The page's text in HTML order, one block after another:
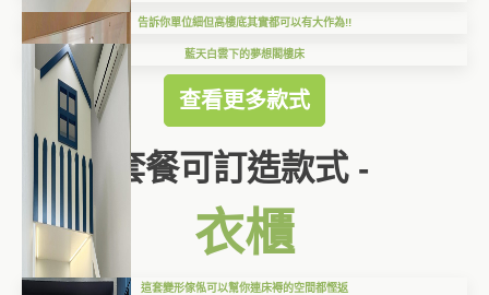
告訴你單位細但高樓底其實都可以有大作為!!
藍天白雲下的夢想閣樓床
查看更多款式
套餐可訂造款式 -
衣櫃
這套變形傢俬可以幫你連床褥的空間都慳返